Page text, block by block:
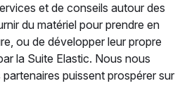
et de conseils autour des
du matériel pour prendre en
ou de développer leur propre
la Suite Elastic. Nous nous
puissent prospérer sur